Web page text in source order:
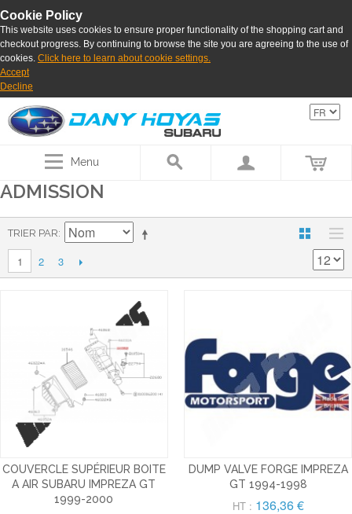
Cookie Policy
This website uses cookies to ensure proper functionality of the shopping cart and
checkout progress. By continuing to browse the site you are agreeing to the use of
cookies. Click here to learn about cookie settings.
Accept
Decline
Menu
ADMISSION
TRIER PAR
1 2 3
COUVERCLE SUPÉRIEUR BOITE
A AIR SUBARU IMPREZA GT
1999-2000
DUMP VALVE FORGE IMPREZA
GT 1994-1998
HT : 136,36 €